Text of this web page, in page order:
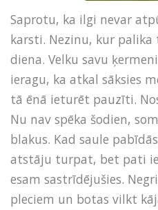
Saprotu, ka ilgi nevar
karsti. Nezinu, kur
diena. Velku savu
ieragu, ka atkal sāksies
tā ēnā ieturēt pauzīti.
Nu nav spēka šodien,
blakus. Kad saule
atstāju turpat, bet pati
esam sastrīdējušies.
pleciem un botas vilkt